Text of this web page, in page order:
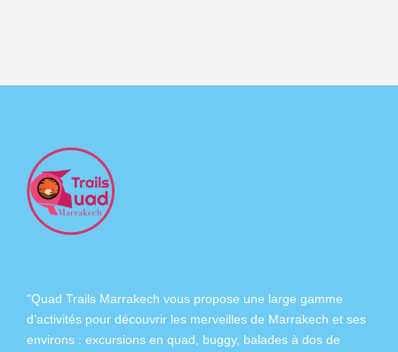
"Quad Trails Marrakech vous propose une large gamme
d’activités pour découvrir les merveilles de Marrakech et ses
environs : excursions en quad buggy, balades à dos de